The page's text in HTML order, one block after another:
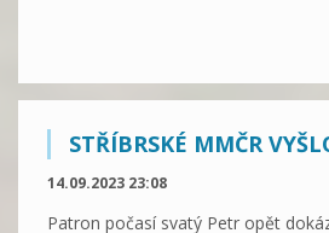
STŘÍBRSKÉ MMČR
14.09.2023 23:08
Patron počasí svatý Petr opět